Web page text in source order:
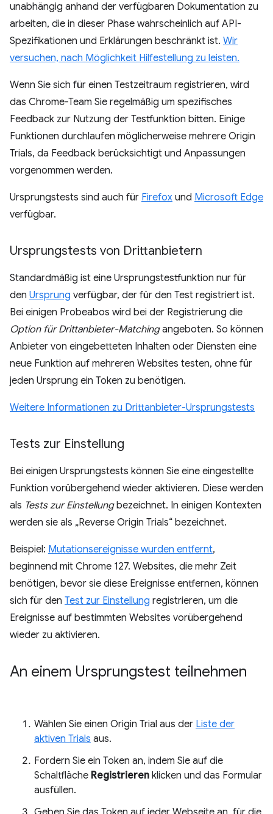
unabhängig anhand der verfügbaren Dokumentation zu
arbeiten, die in dieser Phase wahrscheinlich auf API-
Spezifikationen und Erklärungen beschränkt ist. Wir
versuchen, nach Möglichkeit Hilfestellung zu leisten.
Wenn Sie sich für einen Testzeitraum registrieren, wird
das Chrome-Team Sie regelmäßig um spezifisches
Feedback zur Nutzung der Testfunktion bitten. Einige
Funktionen durchlaufen möglicherweise mehrere Origin
Trials, da Feedback berücksichtigt und Anpassungen
vorgenommen werden.
Ursprungstests sind auch für Firefox und Microsoft Edge
verfügbar.
Ursprungstests von Drittanbietern
Standardmäßig ist eine Ursprungstestfunktion nur für
den Ursprung verfügbar, der für den Test registriert ist.
Bei einigen Probeabos wird bei der Registrierung die
Option für Drittanbieter-Matchingangeboten. So können
Anbieter von eingebetteten Inhalten oder Diensten eine
neue Funktion auf mehreren Websites testen, ohne für
jeden Ursprung ein Token zu benötigen.
Weitere Informationen zu Drittanbieter-Ursprungstests
Tests zur Einstellung
Bei einigen Ursprungstests können Sie eine eingestellte
Funktion vorübergehend wieder aktivieren. Diese werden
als Tests zur Einstellungbezeichnet. In einigen Kontexten
werden sie als „Reverse Origin Trials“ bezeichnet.
Beispiel: Mutationsereignisse wurden entfernt,
beginnend mit Chrome 127. Websites, die mehr Zeit
benötigen, bevor sie diese Ereignisse entfernen, können
sich für den Test zur Einstellung registrieren, um die
Ereignisse auf bestimmten Websites vorübergehend
wieder zu aktivieren.
An einem Ursprungstest teilnehmen
Wählen Sie einen Origin Trial aus der Liste der
aktiven Trials aus.
Fordern Sie ein Token an, indem Sie auf die
Schaltfläche Registrieren klicken und das Formular
ausfüllen.